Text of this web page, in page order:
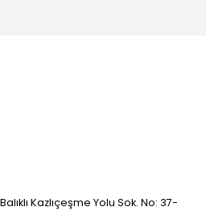
Kazlıçeşme Yolu Sok. No: 37-